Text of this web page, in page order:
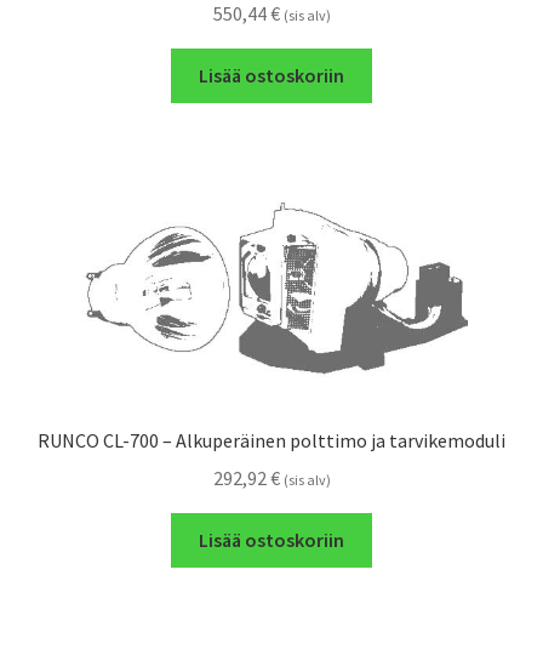
550,44€ (sis alv)
Lisää ostoskoriin
RUNCO CL-700 – Alkuperäinen polttimo ja tarvikemoduli
292,92 € (sis alv)
Lisää ostoskoriin